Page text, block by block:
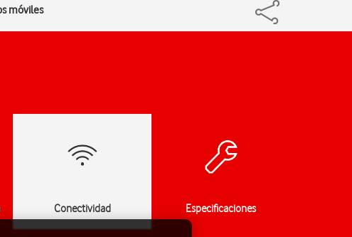
móviles
Conectividad Especificaciones